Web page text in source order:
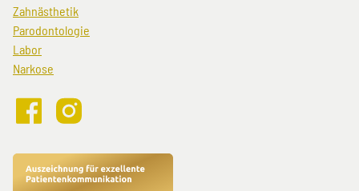
Zahnästhetik
Parodontologie
Labor
Narkose
Crown48
bei